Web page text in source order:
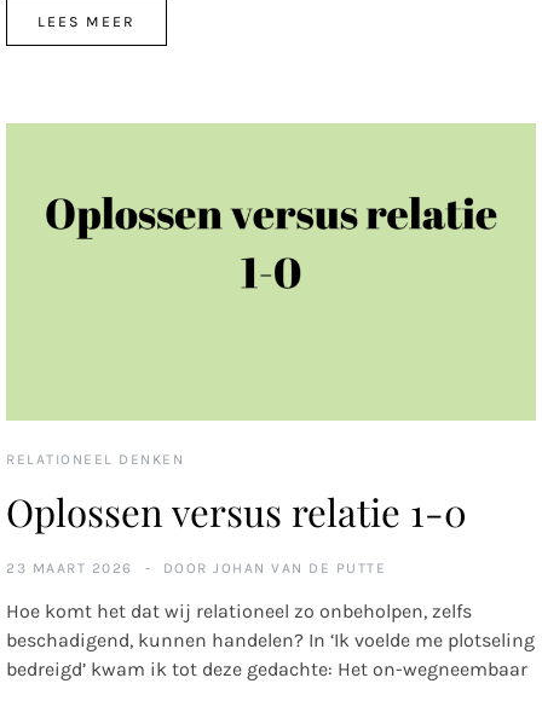
LEES MEER
RELATIONEEL DENKEN
Oplossen versus relatie 1-0
23 MAART 2026 DOOR JOHAN VAN DE PUTTE
Hoe komt het dat wij relationeel zo onbeholpen, zelfs
beschadigend, kunnen handelen? In ‘Ik voelde me plotseling
bedreigd’ kwam ik tot deze gedachte: Het on-wegneembaar